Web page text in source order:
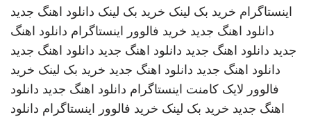
اینستاگرام خرید بک لینک خرید بک لینک دانلود اهنگ جدید
دانلود اهنگ جدید خرید فالوور اینستاگرام دانلود اهنگ
جدید دانلود اهنگ جدید دانلود اهنگ جدید دانلود اهنگ جدید
دانلود اهنگ جدید دانلود اهنگ جدید خرید بک لینک خرید
فالوور لایک کامنت اینستاگرام دانلود اهنگ جدید دانلود
اهنگ جدید خرید بک لینک خرید فالوور اینستاگرام دانلود